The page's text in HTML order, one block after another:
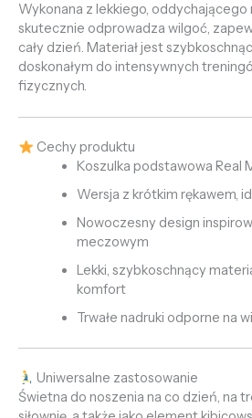
Wykonana z lekkiego, oddychającego
skutecznie odprowadza wilgoć,
cały dzień. Materiał jest
doskonałym do intensywnych
fizycznych.
Cechy produktu
Koszulka podstawowa Real
Wersja z krótkim rękawem,
Nowoczesny design
meczowym
Lekki, szybkoschnący
komfort
Trwałe nadruki odporne na
Uniwersalne zastosowanie
Świetna do noszenia na co dzień, na